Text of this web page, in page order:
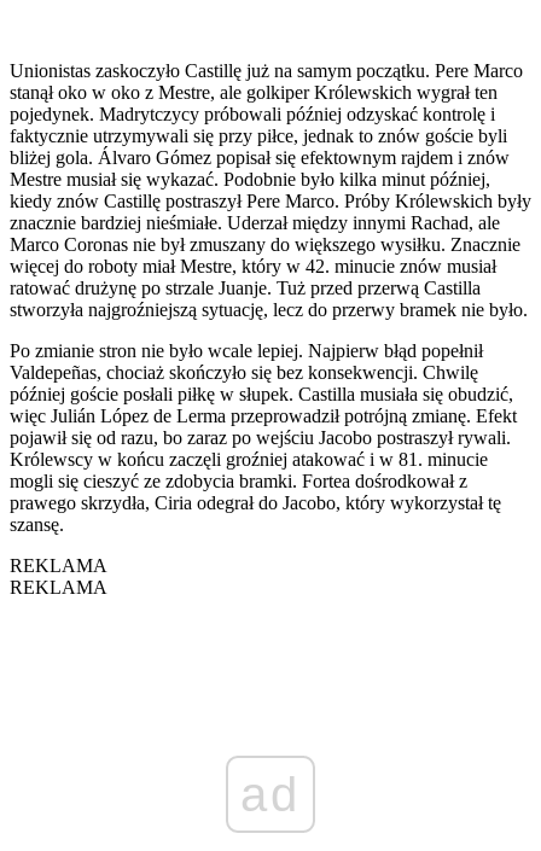
Unionistas zaskoczyło Castillę już na samym początku. Pere Marco
stanął oko w oko z Mestre, ale golkiper Królewskich wygrał ten
pojedynek. Madrytczycy próbowali później odzyskać kontrolę i
faktycznie utrzymywali się przy piłce, jednak to znów goście byli
bliżej gola. Álvaro Gómez popisał się efektownym rajdem i znów
Mestre musiał się wykazać. Podobnie było kilka minut później,
kiedy znów Castillę postraszył Pere Marco. Próby Królewskich były
znacznie bardziej nieśmiałe. Uderzał między innymi Rachad, ale
Marco Coronas nie był zmuszany do większego wysiłku. Znacznie
więcej do roboty miał Mestre, który w 42. minucie znów musiał
ratować drużynę po strzale Juanje. Tuż przed przerwą Castilla
stworzyła najgroźniejszą sytuację, lecz do przerwy bramek nie było.
Po zmianie stron nie było wcale lepiej. Najpierw błąd popełnił
Valdepeñas, chociaż skończyło się bez konsekwencji. Chwilę
później goście posłali piłkę w słupek. Castilla musiała się obudzić,
więc Julián López de Lerma przeprowadził potrójną zmianę. Efekt
pojawił się od razu, bo zaraz po wejściu Jacobo postraszył rywali.
Królewscy w końcu zaczęli groźniej atakować i w 81. minucie
mogli się cieszyć ze zdobycia bramki. Fortea dośrodkował z
prawego skrzydła, Ciria odegrał do Jacobo, który wykorzystał tę
szansę.
REKLAMA
REKLAMA
ad